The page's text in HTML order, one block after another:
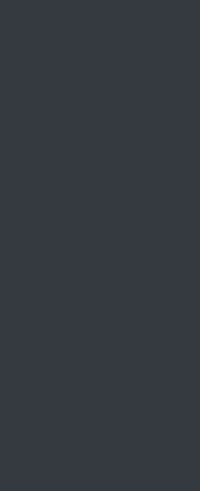
с номерами
с номерами